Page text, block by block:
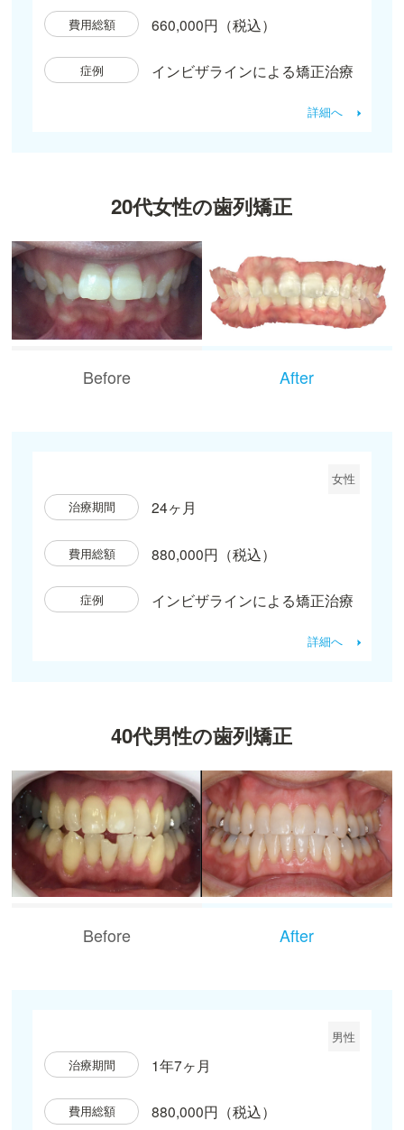
費用総額 660,000円（税込）
症例 インビザラインによる矯正治療
詳細へ
20代女性の歯列矯正
Before After
女性
治療期間
24ヶ月
費用総額 880,000円（税込）
症例 インビザラインによる矯正治療
詳細へ
40代男性の歯列矯正
Before After
男性
治療期間
1年7ヶ月
費用総額 880,000円（税込）